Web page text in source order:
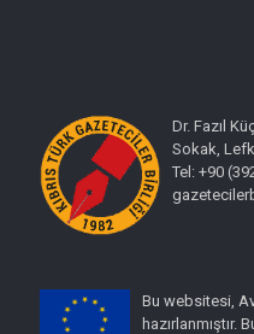
Dr. Fazıl
Sokak,
Tel: +90
Bu websitesi,